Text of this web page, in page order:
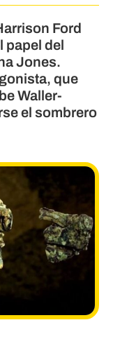
Ford
papel del
Jones.
que
Waller-
el sombrero